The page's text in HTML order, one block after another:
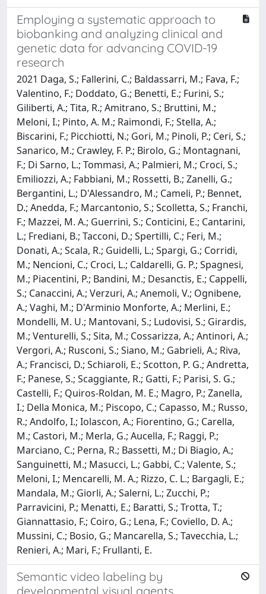
Employing a systematic approach to
biobanking and analyzing clinical and
genetic data for advancing COVID-19
research
2021 Daga, S.; Fallerini, C.; Baldassarri, M.; Fava, F.;
Valentino, F.; Doddato, G.; Benetti, E.; Furini, S.;
Giliberti, A.; Tita, R.; Amitrano, S.; Bruttini, M.;
Meloni, I.; Pinto, A. M.; Raimondi, F.; Stella, A.;
Biscarini, F.; Picchiotti, N.; Gori, M.; Pinoli, P.; Ceri, S.;
Sanarico, M.; Crawley, F. P.; Birolo, G.; Montagnani,
F.; Di Sarno, L.; Tommasi, A.; Palmieri, M.; Croci, S.;
Emiliozzi, A.; Fabbiani, M.; Rossetti, B.; Zanelli, G.;
Bergantini, L.; D'Alessandro, M.; Cameli, P.; Bennet,
D.; Anedda, F.; Marcantonio, S.; Scolletta, S.; Franchi,
F.; Mazzei, M. A.; Guerrini, S.; Conticini, E.; Cantarini,
L.; Frediani, B.; Tacconi, D.; Spertilli, C.; Feri, M.;
Donati, A.; Scala, R.; Guidelli, L.; Spargi, G.; Corridi,
M.; Nencioni, C.; Croci, L.; Caldarelli, G. P.; Spagnesi,
M.; Piacentini, P.; Bandini, M.; Desanctis, E.; Cappelli,
S.; Canaccini, A.; Verzuri, A.; Anemoli, V.; Ognibene,
A.; Vaghi, M.; D'Arminio Monforte, A.; Merlini, E.;
Mondelli, M. U.; Mantovani, S.; Ludovisi, S.; Girardis,
M.; Venturelli, S.; Sita, M.; Cossarizza, A.; Antinori, A.;
Vergori, A.; Rusconi, S.; Siano, M.; Gabrieli, A.; Riva,
A.; Francisci, D.; Schiaroli, E.; Scotton, P. G.; Andretta,
F.; Panese, S.; Scaggiante, R.; Gatti, F.; Parisi, S. G.;
Castelli, F.; Quiros-Roldan, M. E.; Magro, P.; Zanella,
I.; Della Monica, M.; Piscopo, C.; Capasso, M.; Russo,
R.; Andolfo, I.; Iolascon, A.; Fiorentino, G.; Carella,
M.; Castori, M.; Merla, G.; Aucella, F.; Raggi, P.;
Marciano, C.; Perna, R.; Bassetti, M.; Di Biagio, A.;
Sanguinetti, M.; Masucci, L.; Gabbi, C.; Valente, S.;
Meloni, I.; Mencarelli, M. A.; Rizzo, C. L.; Bargagli, E.;
Mandala, M.; Giorli, A.; Salerni, L.; Zucchi, P.;
Parravicini, P.; Menatti, E.; Baratti, S.; Trotta, T.;
Giannattasio, F.; Coiro, G.; Lena, F.; Coviello, D. A.;
Mussini, C.; Bosio, G.; Mancarella, S.; Tavecchia, L.;
Renieri, A.; Mari, F.; Frullanti, E.
Semantic video labeling by
developmental visual agents